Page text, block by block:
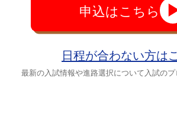
申込はこちら
日程が合わない方は
最新の入試情報や進路選択について入試のプ